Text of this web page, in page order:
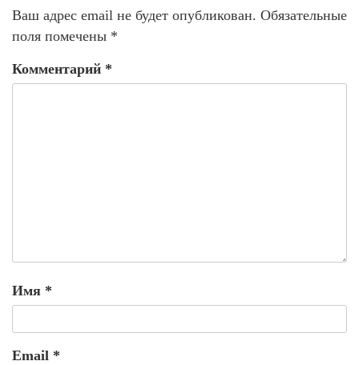
Ваш адрес email не будет опубликован. Обязательные
поля помечены *
Комментарий *
Имя *
Email *